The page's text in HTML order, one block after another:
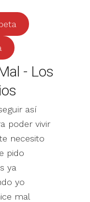
- Los
así
poder vivir
necesito
pido
ya
yo
mal